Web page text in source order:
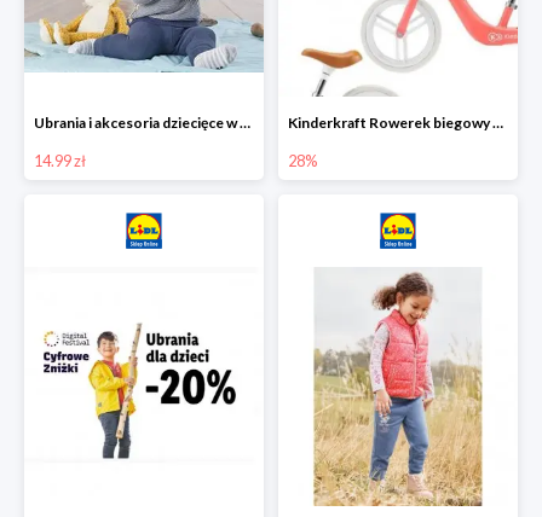
Ubrania i akcesoria dziecięce w Lidlu Online od 14,99 zł
14.99 zł
Kinderkraft Rowerek biegowy Fly
28%